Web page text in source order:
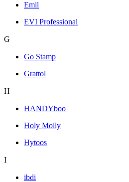
Emil
EVI Professional
G
Go Stamp
Grattol
H
HANDYboo
Holy Molly
Hytoos
I
ibdi